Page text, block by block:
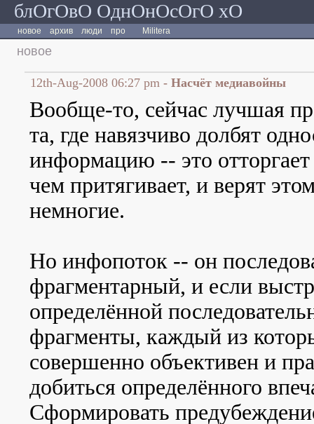
блОгОвО ОднОнОсОгО хО
новое архив люди про Militera
новое
12th-Aug-2008 06:27 pm - Насчёт медиавойны
Вообще-то, сейчас лучшая
та, где навязчиво долбят
информацию -- это
чем притягивает, и верят
немногие.
Но инфопоток -- он
фрагментарный, и если
определённой
фрагменты, каждый из
совершенно объективен и
добиться определённого
Сформировать